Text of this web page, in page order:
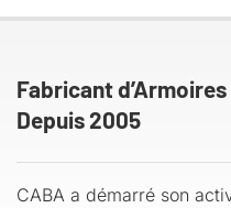
Fabricant
Depuis 2005
CABA a démarré son